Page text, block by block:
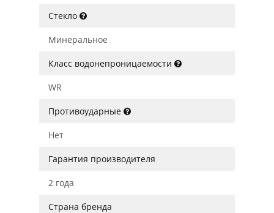
Стекло
Минеральное
Класс водонепроницаемости
WR
Противоударные
Нет
Гарантия производителя
2 года
Страна бренда